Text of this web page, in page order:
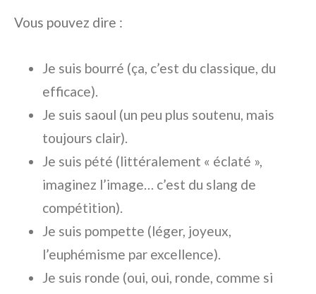
Vous pouvez dire :
Je suis bourré (ça, c’est du classique, du
efficace).
Je suis saoul (un peu plus soutenu, mais
toujours clair).
Je suis pété (littéralement « éclaté »,
imaginez l’image… c’est du slang de
compétition).
Je suis pompette (léger, joyeux,
l’euphémisme par excellence).
Je suis ronde (oui, oui, ronde, comme si